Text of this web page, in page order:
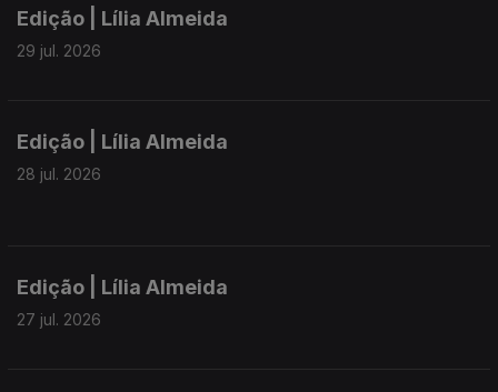
Edição | Lília Almeida
29 jul. 2026
Edição | Lília Almeida
28 jul. 2026
Edição | Lília Almeida
27 jul. 2026